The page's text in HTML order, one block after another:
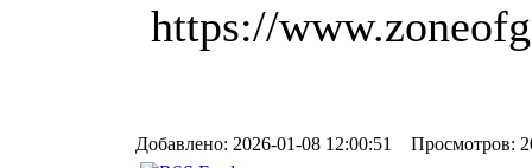
https://
Добавлено: 2026-01-08 12:00:51 Просмотров: